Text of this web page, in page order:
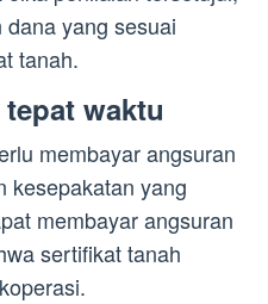
yang sesuai
tanah.
waktu
membayar angsuran
kesepakatan yang
membayar angsuran
sertifikat tanah